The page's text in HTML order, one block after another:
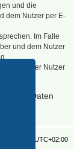
und die
dem Nutzer per E-
Im Falle
und dem Nutzer
wenn der Nutzer
Daten
UTC+02:00